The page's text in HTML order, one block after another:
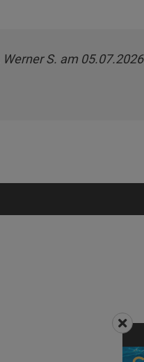
Werner S. am 05.07.2026